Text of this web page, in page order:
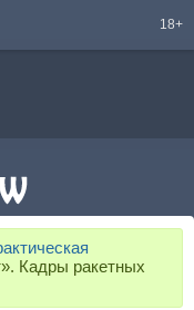
18+
Кадры ракетных